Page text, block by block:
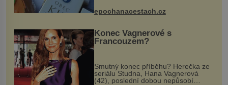
epochanacestach.cz
Konec Vagnerové s
Francouzem?
Smutný konec příběhu? Herečka ze
seriálu Studna, Hana Vagnerová
(42), poslední dobou nepůsobí